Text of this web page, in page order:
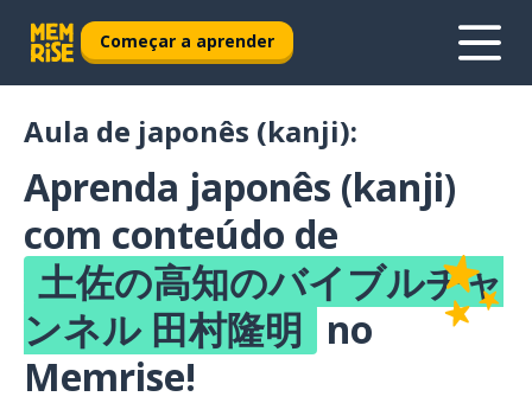
Começar a aprender
Aula de japonês (kanji):
Aprenda japonês (kanji)
com conteúdo de
土佐の高知のバイブルチャ
ンネル 田村隆明 no
Memrise!